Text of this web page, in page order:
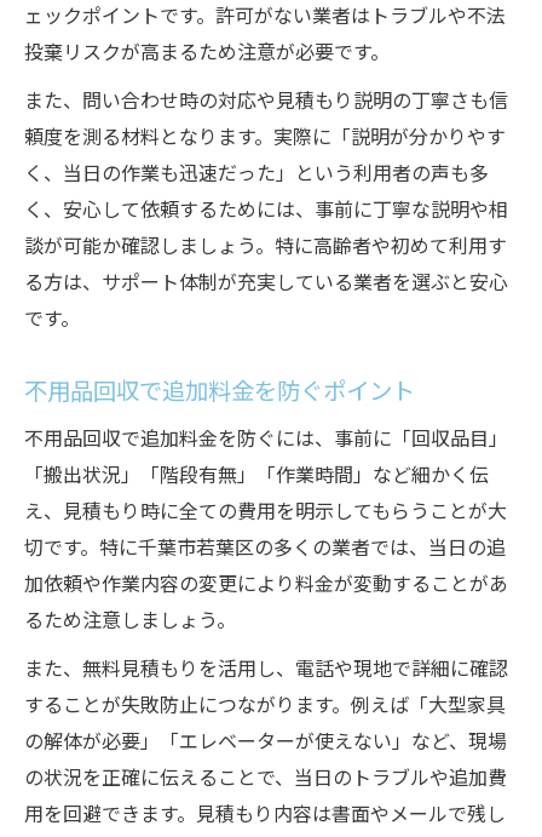
ェックポイントです。許可がない業者はトラブルや不法
投棄リスクが高まるため注意が必要です。
また、問い合わせ時の対応や見積もり説明の丁寧さも信
頼度を測る材料となります。実際に「説明が分かりやす
く、当日の作業も迅速だった」という利用者の声も多
く、安心して依頼するためには、事前に丁寧な説明や相
談が可能か確認しましょう。特に高齢者や初めて利用す
る方は、サポート体制が充実している業者を選ぶと安心
です。
不用品回収で追加料金を防ぐポイント
不用品回収で追加料金を防ぐには、事前に「回収品目」
「搬出状況」「階段有無」「作業時間」など細かく伝
え、見積もり時に全ての費用を明示してもらうことが大
切です。特に千葉市若葉区の多くの業者では、当日の追
加依頼や作業内容の変更により料金が変動することがあ
るため注意しましょう。
また、無料見積もりを活用し、電話や現地で詳細に確認
することが失敗防止につながります。例えば「大型家具
の解体が必要」「エレベーターが使えない」など、現場
の状況を正確に伝えることで、当日のトラブルや追加費
用を回避できます。見積もり内容は書面やメールで残し